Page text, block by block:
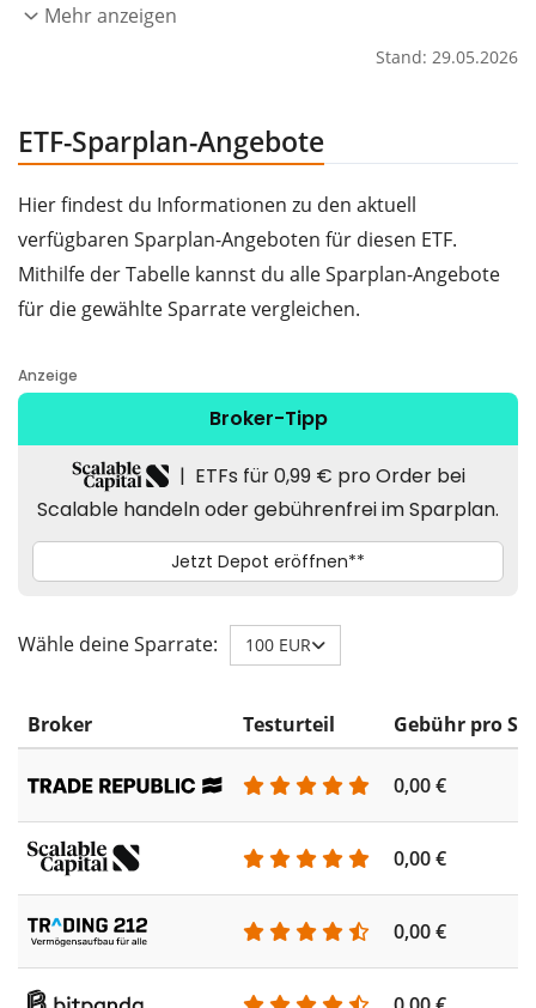
Mehr anzeigen
Stand: 29.05.2026
ETF-Sparplan-Angebote
Hier findest du Informationen zu den aktuell
verfügbaren Sparplan-Angeboten für diesen ETF.
Mithilfe der Tabelle kannst du alle Sparplan-Angebote
für die gewählte Sparrate vergleichen.
Wähle deine Sparrate: 100 EUR
Broker Testurteil Gebühr pro
0,00 €
0,00 €
0,00 €